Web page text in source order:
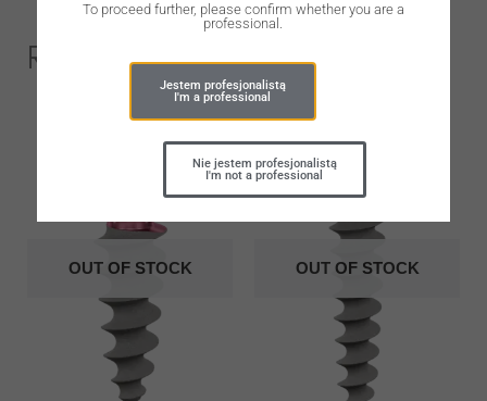
Related Products
OUT OF STOCK OUT OF STOCK
To proceed further, please confirm whether you are a
professional.
Jestem profesjonalistą
I'm a professional
Nie jestem profesjonalistą
I'm not a professional